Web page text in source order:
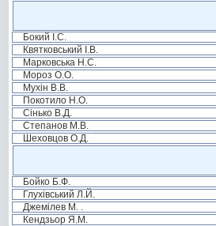
Бокий І.С.
Квятковський І.В.
Марковська Н.С.
Мороз О.О.
Мухін В.В.
Покотило Н.О.
Сінько В.Д.
Степанов М.В.
Шеховцов О.Д.
Бойко Б.Ф.
Глухівський Л.Й.
Джемілев М. .
Кендзьор Я.М.